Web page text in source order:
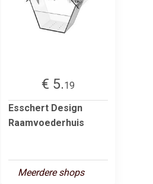
€ 5.19
Esschert Design
Raamvoederhuis
Meerdere shops